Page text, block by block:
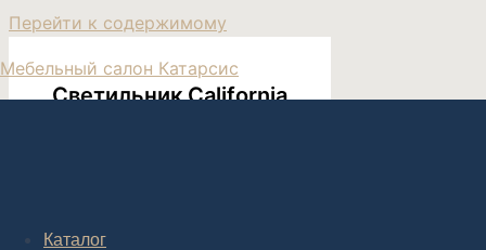
Перейти к содержимому
Мебельный салон Катарсис
Каталог
Светильник California